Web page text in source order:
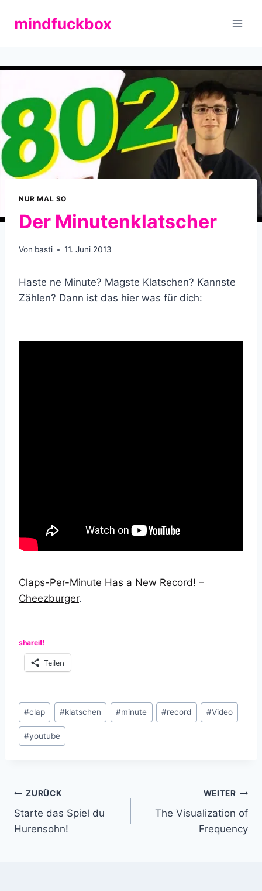
Inhaltmindfuckbox
NUR MAL SO
Der Minutenklatscher
Von basti 11. Juni 2013
Haste ne Minute? Magste Klatschen? Kannste
Zählen? Dann ist das hier was für dich:
Claps-Per-Minute Has a New Record! –
Cheezburger.
shareit!
Teilen
Schlagworte:
#clap #klatschen #minute #record #Video
#youtube
Beitragsnavigation
ZURÜCK
Starte das Spiel du
Hurensohn!
WEITER
The Visualization of
Frequency